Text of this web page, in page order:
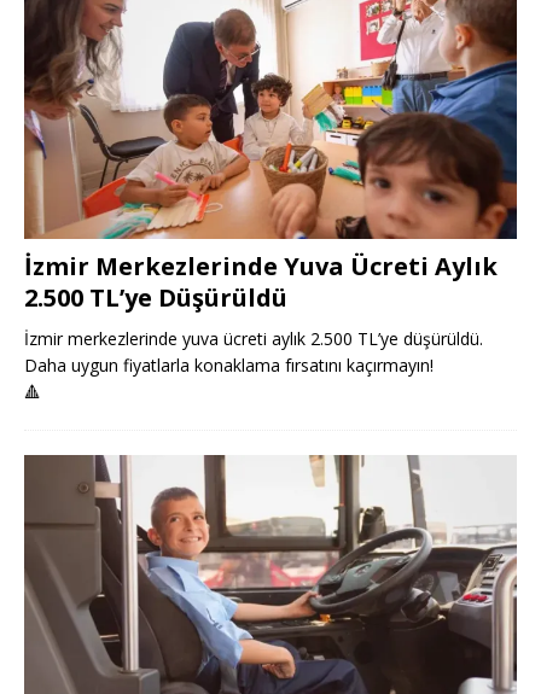
İzmir Merkezlerinde Yuva Ücreti Aylık
2.500 TL’ye Düşürüldü
İzmir merkezlerinde yuva ücreti aylık 2.500 TL’ye düşürüldü.
Daha uygun fiyatlarla konaklama fırsatını kaçırmayın!
🔺